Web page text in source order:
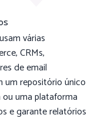
várias
CRMs,
de email
um repositório único
uma plataforma
e garante relatórios